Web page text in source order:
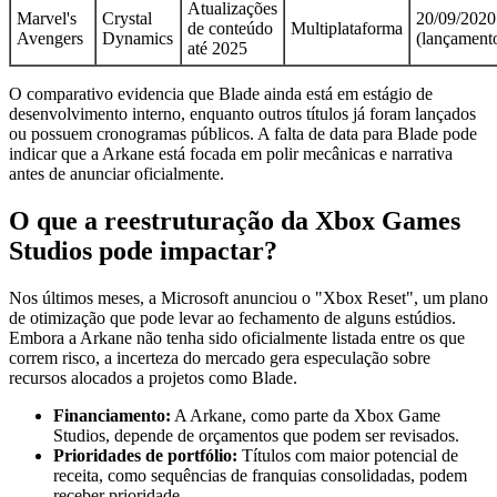
Marvel's
Avengers
Crystal
Dynamics
Atualizações
de conteúdo
até 2025
Multiplataforma
20/09/2020
O comparativo evidencia que Blade ainda está em estágio de
desenvolvimento interno, enquanto outros títulos já foram lançados
ou possuem cronogramas públicos. A falta de data para Blade pode
indicar que a Arkane está focada em polir mecânicas e narrativa
antes de anunciar oficialmente.
O que a reestruturação da Xbox Games
Studios pode impactar?
Nos últimos meses, a Microsoft anunciou o "Xbox Reset", um plano
de otimização que pode levar ao fechamento de alguns estúdios.
Embora a Arkane não tenha sido oficialmente listada entre os que
correm risco, a incerteza do mercado gera especulação sobre
recursos alocados a projetos como Blade.
Financiamento: A Arkane, como parte da Xbox Game
Studios, depende de orçamentos que podem ser revisados.
Prioridades de portfólio: Títulos com maior potencial de
receita, como sequências de franquias consolidadas, podem